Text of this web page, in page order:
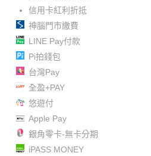
信用卡紅利折抵
神腦門市繳費
LINE Pay付款
Pi拍錢包
台灣Pay
全盈+PAY
悠遊付
Apple Pay
銀角零卡-無卡分期
iPASS MONEY